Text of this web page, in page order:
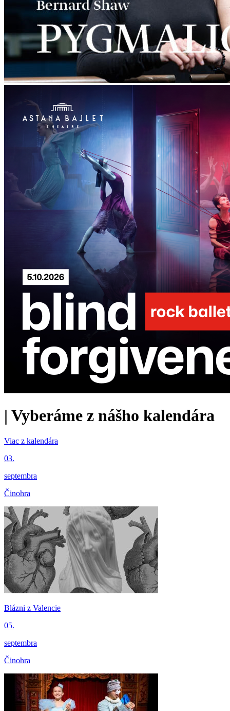
| Vyberáme z nášho kalendára
Viac z kalendára
03.
septembra
Činohra
Blázni z Valencie
05.
septembra
Činohra